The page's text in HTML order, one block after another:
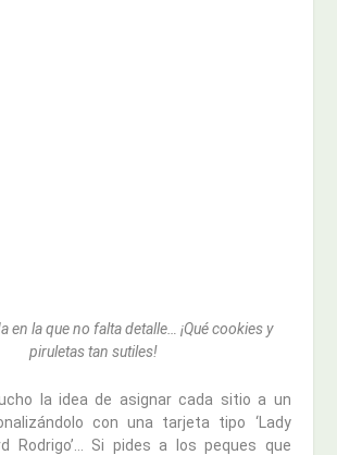
en la que no falta detalle… ¡Qué cookies y
piruletas tan sutiles!
la idea de asignar cada sitio a un
con una tarjeta tipo ‘Lady
Rodrigo’… Si pides a los peques que